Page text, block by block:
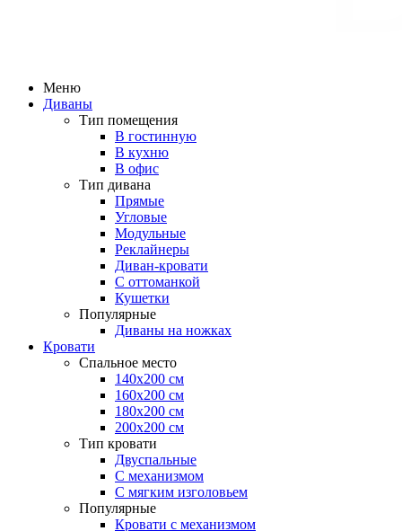
Меню
Диваны
Тип помещения
В гостинную
В кухню
В офис
Тип дивана
Прямые
Угловые
Модульные
Реклайнеры
Диван-кровати
С оттоманкой
Кушетки
Популярные
Диваны на ножках
Кровати
Спальное место
140х200 см
160х200 см
180х200 см
200х200 см
Тип кровати
Двуспальные
С механизмом
С мягким изголовьем
Популярные
Кровати с механизмом